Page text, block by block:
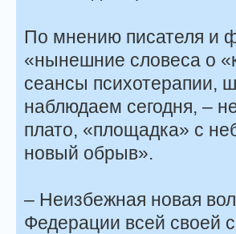
По мнению писателя и
«нынешние словеса о
сеансы психотерапии,
наблюдаем сегодня, –
плато, «площадка» с
новый обрыв».
– Неизбежная новая
Федерации всей своей